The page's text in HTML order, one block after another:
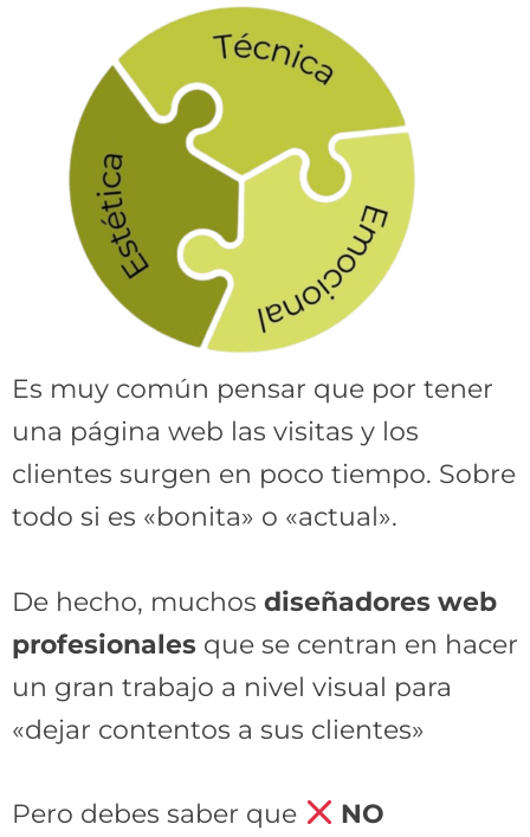
Es muy común pensar que por tener
una página web las visitas y los
clientes surgen en poco tiempo. Sobre
todo si es «bonita» o «actual».
De hecho, muchos diseñadores web
profesionales que se centran en hacer
un gran trabajo a nivel visual para
«dejar contentos a sus clientes»
Pero debes saber que
NO